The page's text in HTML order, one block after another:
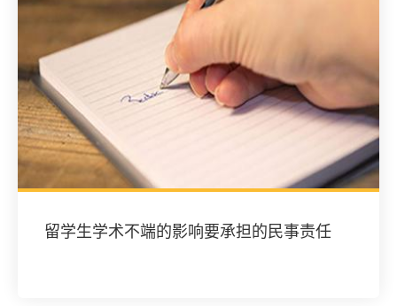
留学生学术不端的影响要承担的民事责任